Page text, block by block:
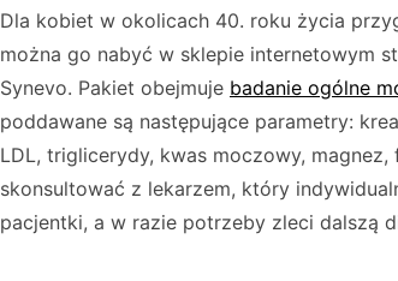
Dla kobiet w okolicach 40. roku życia
można go nabyć w sklepie internetowym
Synevo. Pakiet obejmuje badanie ogólne
poddawane są następujące parametry:
LDL, triglicerydy, kwas moczowy,
skonsultować z lekarzem, który
pacjentki, a w razie potrzeby zleci dalszą